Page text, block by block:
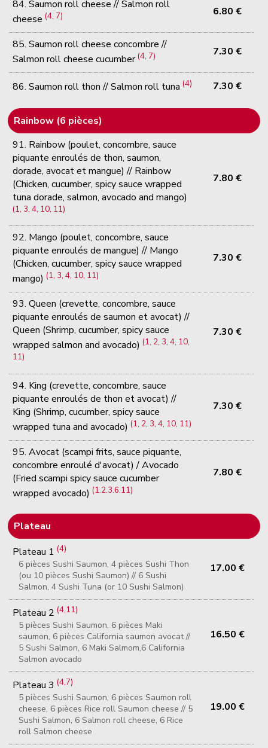
84. Saumon roll cheese // Salmon roll
cheese(4, 7) 6.80 €
85. Saumon roll cheese concombre //
Salmon roll cheese cucumber(4, 7) 7.30 €
86. Saumon roll thon // Salmon roll tuna(4) 7.30 €
Rainbow (6 pièces)
91. Rainbow (poulet, concombre, sauce
piquante enroulés de thon, saumon,
dorade, avocat et mangue) // Rainbow
(Chicken, cucumber, spicy sauce wrapped
tuna dorade, salmon, avocado and mango)
(1, 3, 4, 10, 11)
7.80 €
92. Mango (poulet, concombre, sauce
piquante enroulés de mangue) // Mango
(Chicken, cucumber, spicy sauce wrapped
mango)(1, 3, 4, 10, 11)
7.30 €
93. Queen (crevette, concombre, sauce
piquante enroulés de saumon et avocat) //
Queen (Shrimp, cucumber, spicy sauce
wrapped salmon and avocado)(1, 2, 3, 4, 10,
11)
7.30 €
94. King (crevette, concombre, sauce
piquante enroulés de thon et avocat) //
King (Shrimp, cucumber, spicy sauce
wrapped tuna and avocado)(1, 2, 3, 4, 10, 11)
7.30 €
95. Avocat (scampi frits, sauce piquante,
concombre enroulé d'avocat) / Avocado
(Fried scampi spicy sauce cucumber
wrapped avocado)(1.2.3.6.11)
7.80 €
Plateau
Plateau 1(4)
6 pièces Sushi Saumon, 4 pièces Sushi Thon
(ou 10 pièces Sushi Saumon) // 6 Sushi
Salmon, 4 Sushi Tuna (or 10 Sushi Salmon)
17.00 €
Plateau 2(4,11)
5 pièces Sushi Saumon, 6 pièces Maki
saumon, 6 pièces California saumon avocat //
5 Sushi Salmon, 6 Maki Salmom,6 California
Salmon avocado
16.50 €
Plateau 3(4,7)
5 pièces Sushi Saumon, 6 pièces Saumon roll
cheese, 6 pièces Rice roll Saumon cheese // 5
Sushi Salmon, 6 Salmon roll cheese, 6 Rice
roll Salmon cheese
19.00 €